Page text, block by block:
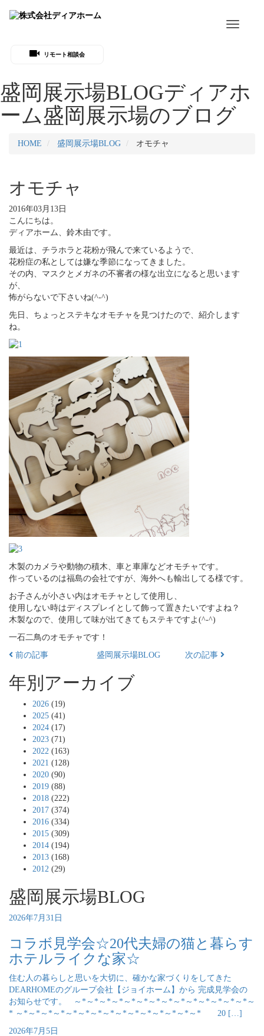
Toggle
リモート相談会
盛岡展示場BLOGディアホ
ーム盛岡展示場のブログ
HOME 盛岡展示場BLOG オモチャ
オモチャ
2016年03月13日
こんにちは。
ディアホーム、鈴木由です。
最近は、チラホラと花粉が飛んで来ているようで、
花粉症の私としては嫌な季節になってきました。
その内、マスクとメガネの不審者の様な出立になると思います
が、
怖がらないで下さいね(^-^)
先日、ちょっとステキなオモチャを見つけたので、紹介します
ね。
木製のカメラや動物の積木、車と車庫などオモチャです。
作っているのは福島の会社ですが、海外へも輸出してる様です。
お子さんが小さい内はオモチャとして使用し、
使用しない時はディスプレイとして飾って置きたいですよね？
木製なので、使用して味が出てきてもステキですよ(^-^)
一石二鳥のオモチャです！
前の記事
盛岡展示場BLOG 次の記事
年別アーカイブ
2026 (19)
2025 (41)
2024 (17)
2023 (71)
2022 (163)
2021 (128)
2020 (90)
2019 (88)
2018 (222)
2017 (374)
2016 (334)
2015 (309)
2014 (194)
2013 (168)
2012 (29)
盛岡展示場BLOG
2026年7月31日
コラボ見学会☆20代夫婦の猫と暮らす
ホテルライクな家☆
住む人の暮らしと思いを大切に、確かな家づくりをしてきた
DEARHOMEのグループ会社【ジョイホーム】から 完成見学会の
お知らせです。 ～*～*～*～*～*～*～*～*～*～*～*～*～*～*～
* ～*～*～*～*～*～*～*～*～*～*～*～*～*～*～* 20 […]
2026年7月5日